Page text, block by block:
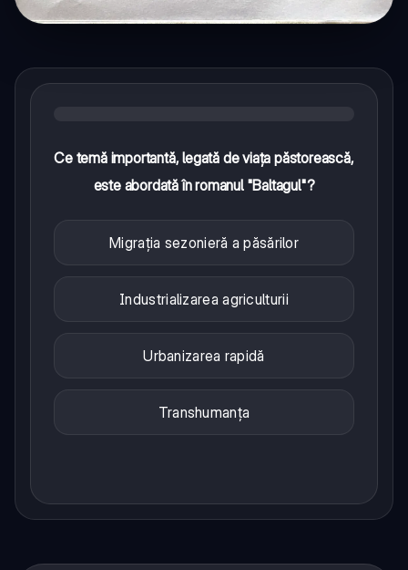
Ce temă importantă, legată de viața păstorească,
este abordată în romanul "Baltagul"?
Migrația sezonieră a păsărilor
Industrializarea agriculturii
Urbanizarea rapidă
Transhumanța